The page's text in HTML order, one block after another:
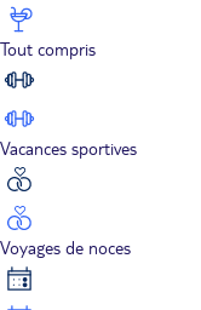
Tout compris
Vacances sportives
Voyages de noces